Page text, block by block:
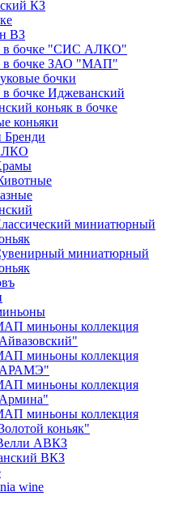
КЗ
ВЗ
в бочке "СИС АЛКО"
в бочке ЗАО "МАП"
бочки
в бочке Иджеванский
коньяк в бочке
коньяки
Бренди
миниатюрный
миниатюрный
миньоны коллекция
миньоны коллекция
миньоны коллекция
миньоны коллекция
коньяк"
АВКЗ
ВКЗ
wine